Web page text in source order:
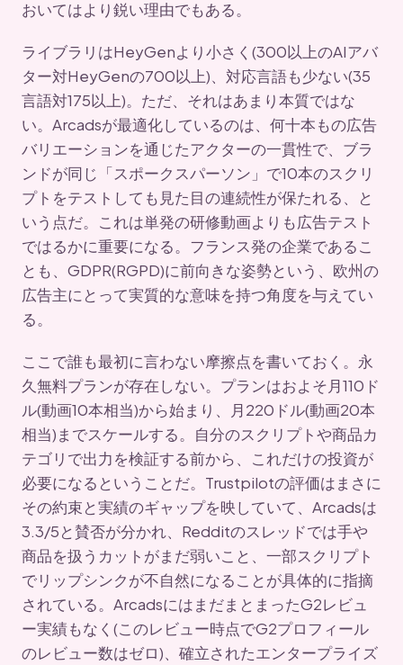
おいてはより鋭い理由でもある。
ライブラリはHeyGenより小さく(300以上のAIアバ
ター対HeyGenの700以上)、対応言語も少ない(35
言語対175以上)。ただ、それはあまり本質ではな
い。Arcadsが最適化しているのは、何十本もの広告
バリエーションを通じたアクターの一貫性で、ブラ
ンドが同じ「スポークスパーソン」で10本のスクリ
プトをテストしても見た目の連続性が保たれる、と
いう点だ。これは単発の研修動画よりも広告テスト
ではるかに重要になる。フランス発の企業であるこ
とも、GDPR(RGPD)に前向きな姿勢という、欧州の
広告主にとって実質的な意味を持つ角度を与えてい
る。
ここで誰も最初に言わない摩擦点を書いておく。永
久無料プランが存在しない。プランはおよそ月110ド
ル(動画10本相当)から始まり、月220ドル(動画20本
相当)までスケールする。自分のスクリプトや商品カ
テゴリで出力を検証する前から、これだけの投資が
必要になるということだ。Trustpilotの評価はまさに
その約束と実績のギャップを映していて、Arcadsは
3.3/5と賛否が分かれ、Redditのスレッドでは手や
商品を扱うカットがまだ弱いこと、一部スクリプト
でリップシンクが不自然になることが具体的に指摘
されている。ArcadsにはまだまとまったG2レビュ
ー実績もなく(このレビュー時点でG2プロフィール
のレビュー数はゼロ)、確立されたエンタープライズ